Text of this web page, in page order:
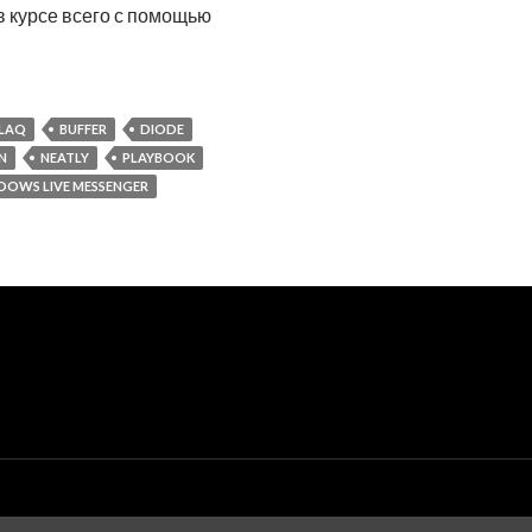
всего с помощью
BUFFER
DIODE
NEATLY
PLAYBOOK
LIVE MESSENGER